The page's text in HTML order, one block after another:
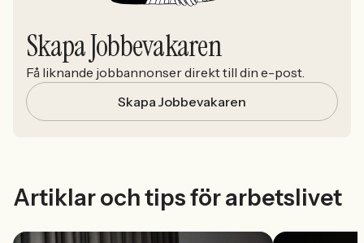
Skapa Jobbevakaren
Få liknande jobbannonser direkt till din e-post.
Skapa Jobbevakaren
Artiklar och tips för arbetslivet